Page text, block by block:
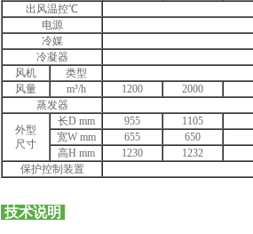
出风温控℃
电源
冷媒
冷凝器
风机
类型
风量
m³/h 1200 2000
蒸发器
外型
尺寸
长D mm 955 1105
宽W mm
655 650
高H mm
1230 1232
保护控制装置
技术说明